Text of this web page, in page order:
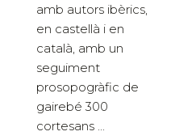
amb autors ibèrics,
en castellà i en
català, amb un
seguiment
prosopogràfic de
gairebé 300
cortesans ...